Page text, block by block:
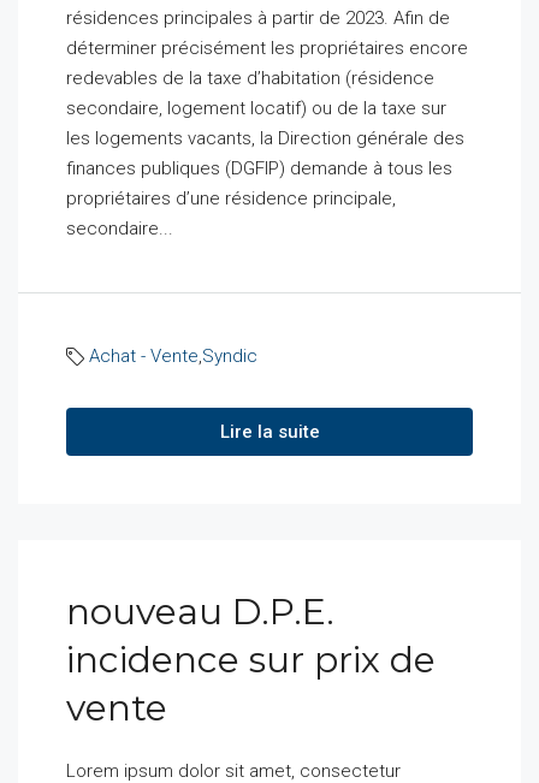
résidences principales à partir de 2023. Afin de
déterminer précisément les propriétaires encore
redevables de la taxe d’habitation (résidence
secondaire, logement locatif) ou de la taxe sur
les logements vacants, la Direction générale des
finances publiques (DGFIP) demande à tous les
propriétaires d’une résidence principale,
secondaire...
Achat - Vente,Syndic
Lire la suite
nouveau D.P.E.
incidence sur prix de
vente
Lorem ipsum dolor sit amet, consectetur